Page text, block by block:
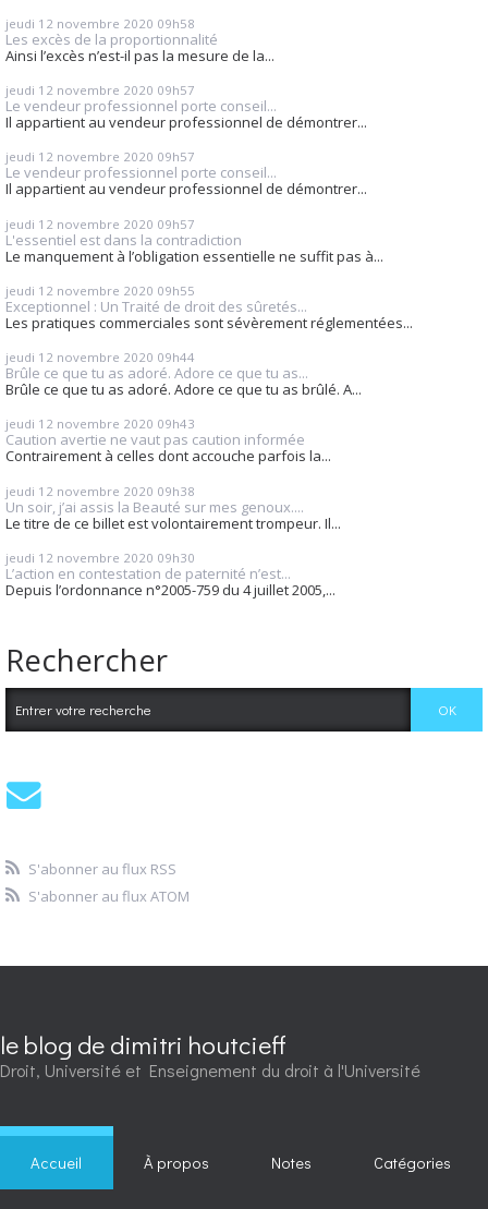
jeudi 12 novembre 2020 09h58
Les excès de la proportionnalité
Ainsi l’excès n’est-il pas la mesure de la...
jeudi 12 novembre 2020 09h57
Le vendeur professionnel porte conseil...
Il appartient au vendeur professionnel de démontrer...
jeudi 12 novembre 2020 09h57
Le vendeur professionnel porte conseil...
Il appartient au vendeur professionnel de démontrer...
jeudi 12 novembre 2020 09h57
L'essentiel est dans la contradiction
Le manquement à l’obligation essentielle ne suffit pas à...
jeudi 12 novembre 2020 09h55
Exceptionnel : Un Traité de droit des sûretés...
Les pratiques commerciales sont sévèrement réglementées...
jeudi 12 novembre 2020 09h44
Brûle ce que tu as adoré. Adore ce que tu as...
Brûle ce que tu as adoré. Adore ce que tu as brûlé. A...
jeudi 12 novembre 2020 09h43
Caution avertie ne vaut pas caution informée
Contrairement à celles dont accouche parfois la...
jeudi 12 novembre 2020 09h38
Un soir, j’ai assis la Beauté sur mes genoux....
Le titre de ce billet est volontairement trompeur. Il...
jeudi 12 novembre 2020 09h30
L’action en contestation de paternité n’est...
Depuis l’ordonnance n°2005-759 du 4 juillet 2005,...
Rechercher
S'abonner au flux RSS
S'abonner au flux ATOM
le blog de dimitri houtcieff
Droit, Université et Enseignement du droit à l'Université
Accueil À propos Notes Catégories